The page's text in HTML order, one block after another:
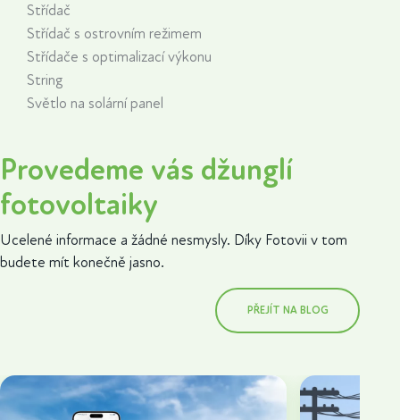
Střídač
Střídač s ostrovním režimem
Střídače s optimalizací výkonu
String
Světlo na solární panel
Provedeme vás džunglí
fotovoltaiky
Ucelené informace a žádné nesmysly. Díky Fotovii v tom
budete mít konečně jasno.
PŘEJÍT NA BLOG